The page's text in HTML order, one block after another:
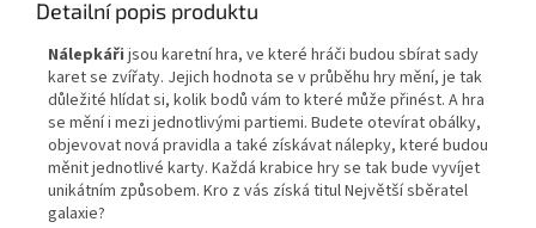
Detailní popis produktu
Nálepkáři jsou karetní hra, ve které hráči budou sbírat sady
karet se zvířaty. Jejich hodnota se v průběhu hry mění, je tak
důležité hlídat si, kolik bodů vám to které může přinést. A hra
se mění i mezi jednotlivými partiemi. Budete otevírat obálky,
objevovat nová pravidla a také získávat nálepky, které budou
měnit jednotlivé karty. Každá krabice hry se tak bude vyvíjet
unikátním způsobem. Kro z vás získá titul Největší sběratel
galaxie?